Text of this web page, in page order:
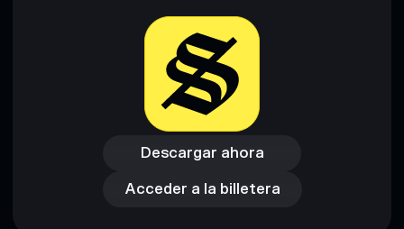
Descargar ahora
Descargar ahora
Acceder a la billetera
Acceder a la billetera